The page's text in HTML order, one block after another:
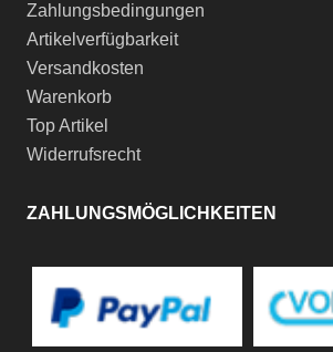
Zahlungsbedingungen
Artikelverfügbarkeit
Versandkosten
Warenkorb
Top Artikel
Widerrufsrecht
ZAHLUNGSMÖGLICHKEITEN